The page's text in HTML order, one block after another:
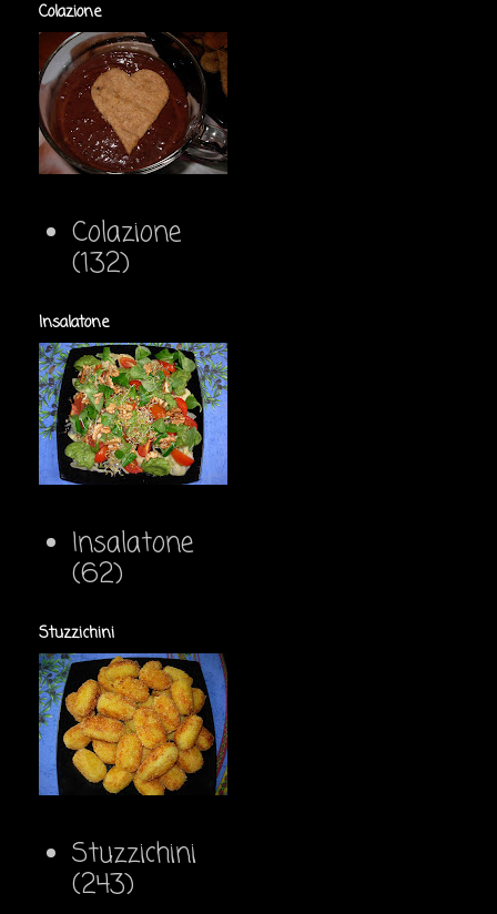
Colazione
Colazione
(132)
Insalatone
Insalatone
(62)
Stuzzichini
Stuzzichini
(243)